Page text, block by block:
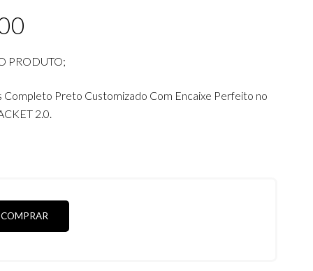
PRODUTO;
Completo Preto Customizado Com Encaixe Perfeito no
2.0.
COMPRAR